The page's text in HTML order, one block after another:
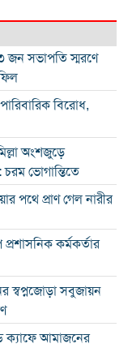
৩ জন সভাপতি স্মরণে
বিরোধ,
অংশজুড়ে
ভোগান্তিতে
পথে প্রাণ গেল নারীর
কর্মকর্তার
স্বপ্নজোড়া সবুজায়ন
ক্যাফে আমাজনের